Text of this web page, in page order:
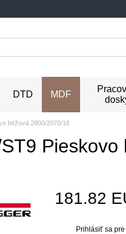
DTD MDF
béžová 2800/2070/18
181.82
Prihlásiť sa